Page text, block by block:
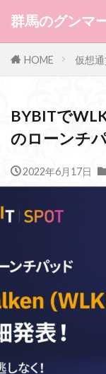
群馬のグンマ
HOME 仮想
BYBITで
のローンチ
2022年6月17日